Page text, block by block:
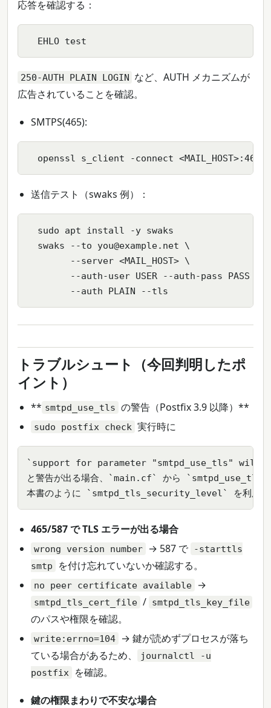
応答を確認する：
  EHLO test
250-AUTH PLAIN LOGIN など、AUTH メカニズムが
広告されていることを確認。
SMTPS(465):
openssl s_client -connect <MAIL_HOST>:465
送信テスト（swaks 例）：
  sudo apt install -y swaks
  swaks --to you@example.net \
        --server <MAIL_HOST> \
        --auth-user USER --auth-pass PASS \
        --auth PLAIN --tls
トラブルシュート（今回判明したポ
イント）
** smtpd_use_tls の警告（Postfix 3.9 以降）**
sudo postfix check 実行時に
`support for parameter "smtpd_use_tls"
と警告が出る場合、`main.cf` から
本書のように `smtpd_tls_security_level` を利用す
465/587 で TLS エラーが出る場合
wrong version number → 587 で
-starttls
smtp
を付け忘れていないか確認する。
no peer certificate available →
smtpd_tls_cert_file / smtpd_tls_key_file
のパスや権限を確認。
write:errno=104
→ 鍵が読めずプロセスが落ち
ている場合があるため、
journalctl -u
postfix
を確認。
鍵の権限まわりで不安な場合